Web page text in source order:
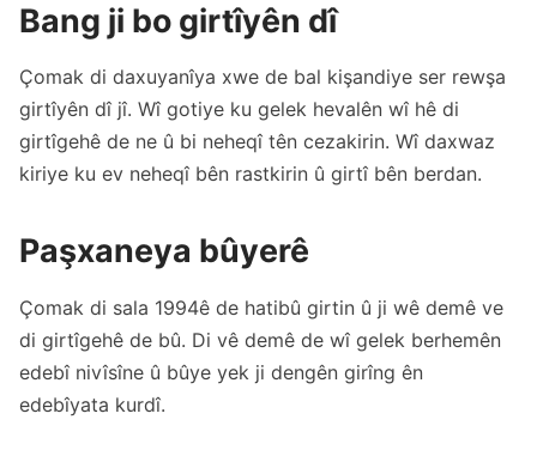
Bang ji bo girtîyên dî
Çomak di daxuyanîya xwe de bal kişandiye ser rewşa
girtîyên dî jî. Wî gotiye ku gelek hevalên wî hê di
girtîgehê de ne û bi neheqî tên cezakirin. Wî daxwaz
kiriye ku ev neheqî bên rastkirin û girtî bên berdan.
Paşxaneya bûyerê
Çomak di sala 1994ê de hatibû girtin û ji wê demê ve
di girtîgehê de bû. Di vê demê de wî gelek berhemên
edebî nivîsîne û bûye yek ji dengên girîng ên
edebîyata kurdî.